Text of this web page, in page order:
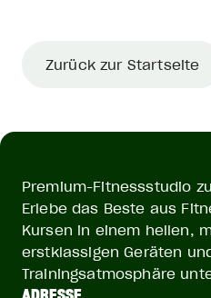
Zurück zur Startseite
Premium-Fitnessstudio
Erlebe das Beste aus
Kursen in einem hellen,
erstklassigen Geräten
Trainingsatmosphäre